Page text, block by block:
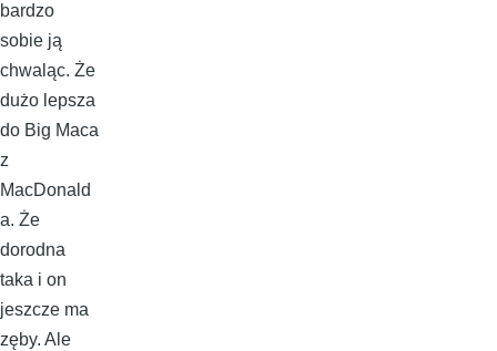
bardzo
sobie ją
chwaląc. Że
dużo lepsza
do Big Maca
z
MacDonald
a. Że
dorodna
taka i on
jeszcze ma
zęby. Ale